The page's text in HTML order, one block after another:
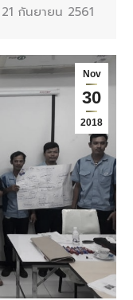
กันยายน 2561
Nov
30
2018